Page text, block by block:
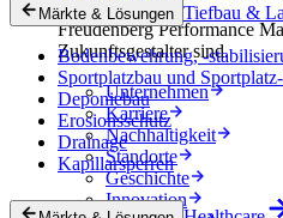
Freudenberg Performance
Zukunftsgestalter sind.
Unternehmen
Karriere
Nachhaltigkeit
Standorte
Geschichte
Innovation
Märkte & Lösungen Tiefbau &
Bodenbewehrung, -
Sportplatzbau und
Deponiebau
Erosionsschutz
Drainage
Kapillarsperren